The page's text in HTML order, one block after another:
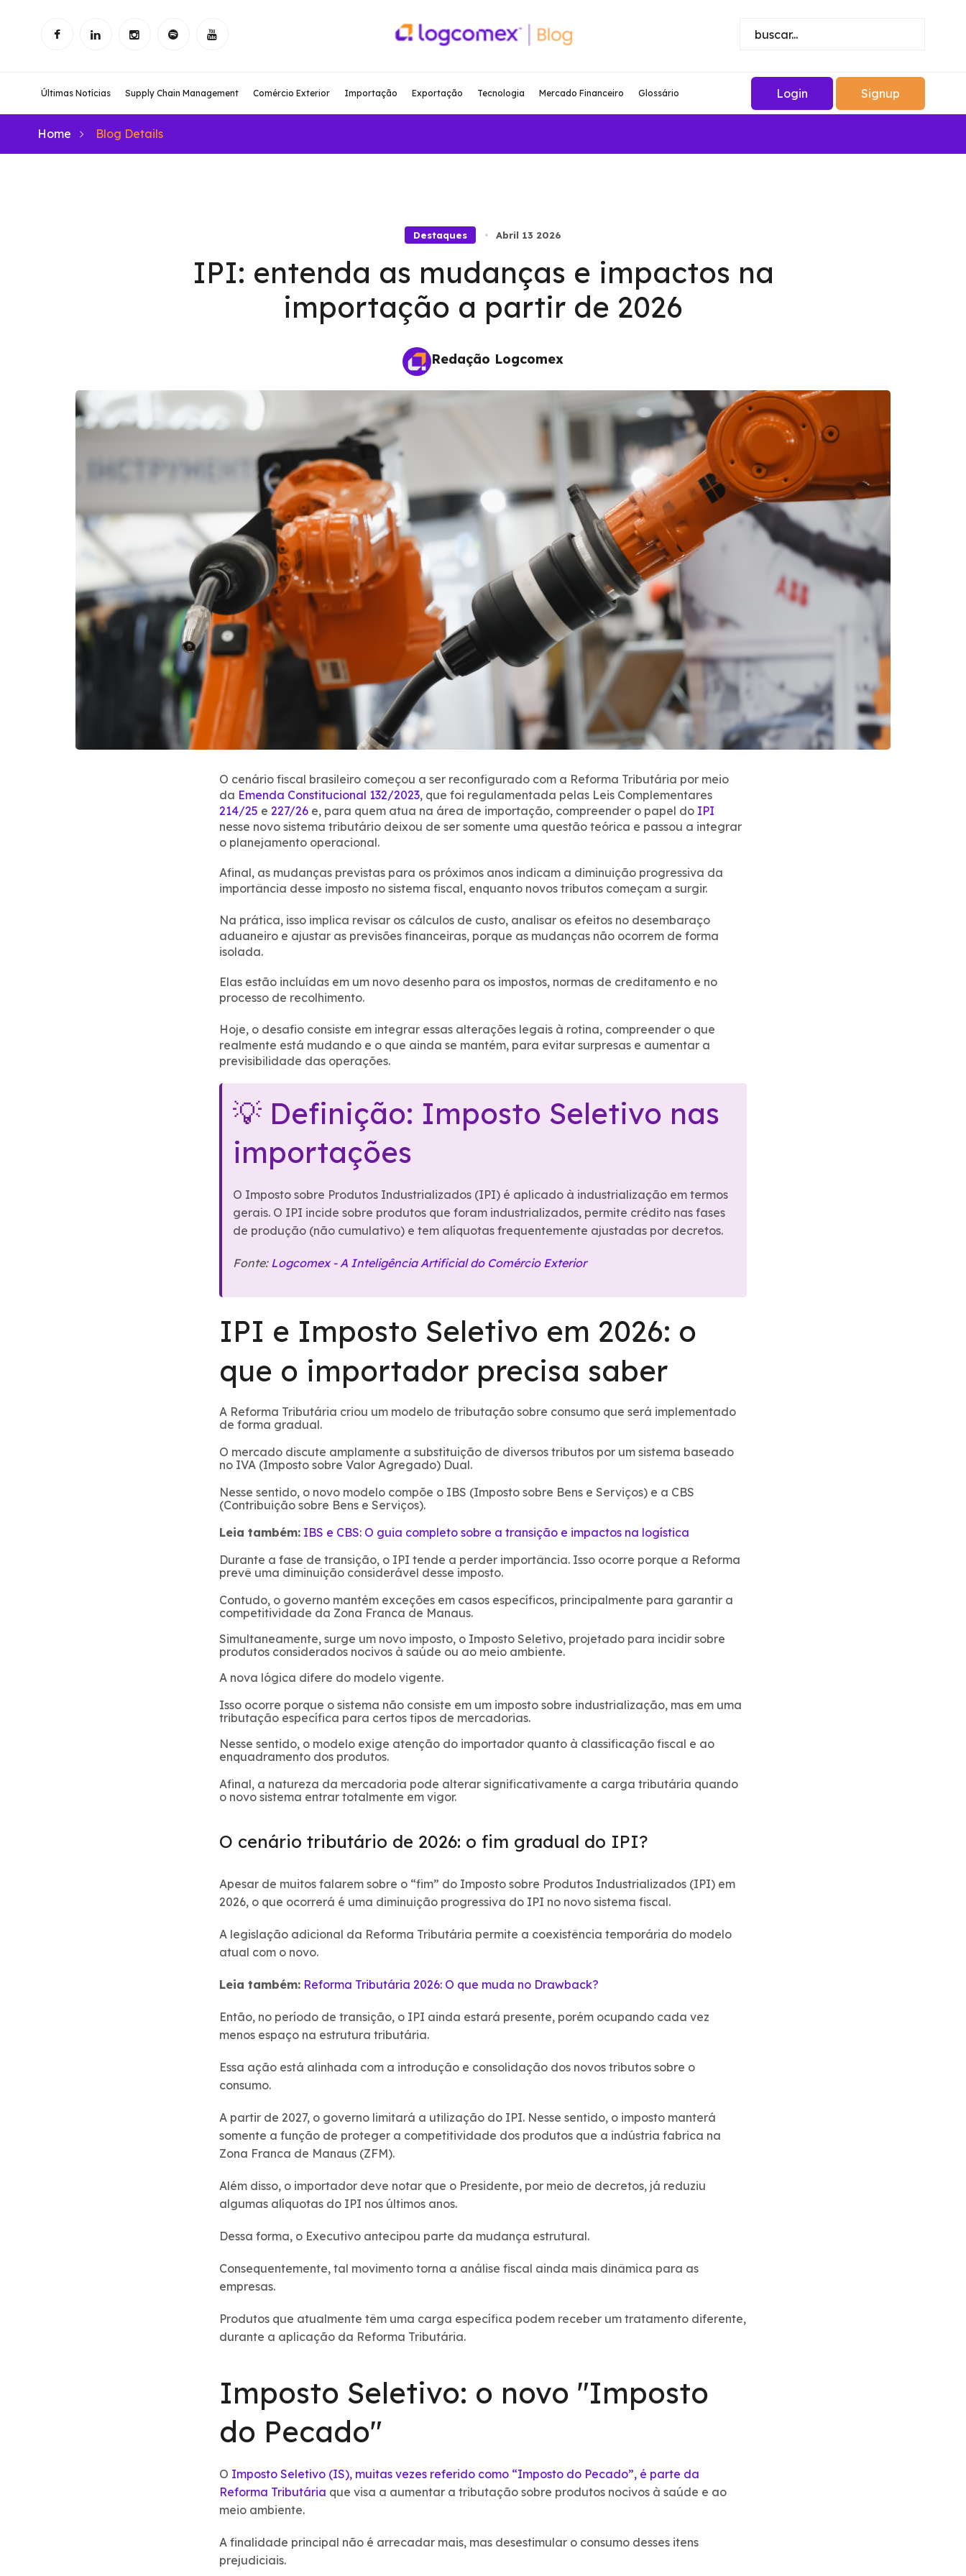
Últimas Notícias Supply Chain Management Comércio Exterior Importação Exportação Tecnologia Mercado Financeiro Glossário Login Signup
Home Blog Details
Destaques Abril 13 2026
IPI: entenda as mudanças e impactos na
importação a partir de 2026
Redação Logcomex
O cenário fiscal brasileiro começou a ser reconfigurado com a Reforma Tributária por meio
da Emenda Constitucional 132/2023, que foi regulamentada pelas Leis Complementares
214/25 e 227/26e, para quem atua na área de importação, compreender o papel do IPI
nesse novo sistema tributário deixou de ser somente uma questão teórica e passou a integrar
o planejamento operacional.
Afinal, as mudanças previstas para os próximos anos indicam a diminuição progressiva da
importância desse imposto no sistema fiscal, enquanto novos tributos começam a surgir.
Na prática, isso implica revisar os cálculos de custo, analisar os efeitos no desembaraço
aduaneiro e ajustar as previsões financeiras, porque as mudanças não ocorrem de forma
isolada.
Elas estão incluídas em um novo desenho para os impostos, normas de creditamento e no
processo de recolhimento.
Hoje, o desafio consiste em integrar essas alterações legais à rotina, compreender o que
realmente está mudando e o que ainda se mantém, para evitar surpresas e aumentar a
previsibilidade das operações.
💡 Definição: Imposto Seletivo nas
importações
O Imposto sobre Produtos Industrializados (IPI) é aplicado à industrialização em termos
gerais. O IPI incide sobre produtos que foram industrializados, permite crédito nas fases
de produção (não cumulativo) e tem alíquotas frequentemente ajustadas por decretos.
Fonte: Logcomex - A Inteligência Artificial do Comércio Exterior
IPI e Imposto Seletivo em 2026: o
que o importador precisa saber
A Reforma Tributária criou um modelo de tributação sobre consumo que será implementado
de forma gradual.
O mercado discute amplamente a substituição de diversos tributos por um sistema baseado
no IVA (Imposto sobre Valor Agregado) Dual.
Nesse sentido, o novo modelo compõe o IBS (Imposto sobre Bens e Serviços) e a CBS
(Contribuição sobre Bens e Serviços).
Leia também: IBS e CBS: O guia completo sobre a transição e impactos na logística
Durante a fase de transição, o IPI tende a perder importância. Isso ocorre porque a Reforma
prevê uma diminuição considerável desse imposto.
Contudo, o governo mantém exceções em casos específicos, principalmente para garantir a
competitividade da Zona Franca de Manaus.
Simultaneamente, surge um novo imposto, o Imposto Seletivo, projetado para incidir sobre
produtos considerados nocivos à saúde ou ao meio ambiente.
A nova lógica difere do modelo vigente.
Isso ocorre porque o sistema não consiste em um imposto sobre industrialização, mas em uma
tributação específica para certos tipos de mercadorias.
Nesse sentido, o modelo exige atenção do importador quanto à classificação fiscal e ao
enquadramento dos produtos.
Afinal, a natureza da mercadoria pode alterar significativamente a carga tributária quando
o novo sistema entrar totalmente em vigor.
O cenário tributário de 2026: o fim gradual do IPI?
Apesar de muitos falarem sobre o “fim” do Imposto sobre Produtos Industrializados (IPI) em
2026, o que ocorrerá é uma diminuição progressiva do IPI no novo sistema fiscal.
A legislação adicional da Reforma Tributária permite a coexistência temporária do modelo
atual com o novo.
Leia também: Reforma Tributária 2026: O que muda no Drawback?
Então, no período de transição, o IPI ainda estará presente, porém ocupando cada vez
menos espaço na estrutura tributária.
Essa ação está alinhada com a introdução e consolidação dos novos tributos sobre o
consumo.
A partir de 2027, o governo limitará a utilização do IPI. Nesse sentido, o imposto manterá
somente a função de proteger a competitividade dos produtos que a indústria fabrica na
Zona Franca de Manaus (ZFM).
Além disso, o importador deve notar que o Presidente, por meio de decretos, já reduziu
algumas alíquotas do IPI nos últimos anos.
Dessa forma, o Executivo antecipou parte da mudança estrutural.
Consequentemente, tal movimento torna a análise fiscal ainda mais dinâmica para as
empresas.
Produtos que atualmente têm uma carga específica podem receber um tratamento diferente,
durante a aplicação da Reforma Tributária.
Imposto Seletivo: o novo "Imposto
do Pecado"
O Imposto Seletivo (IS), muitas vezes referido como “Imposto do Pecado”, é parte da
Reforma Tributária que visa a aumentar a tributação sobre produtos nocivos à saúde e ao
meio ambiente.
A finalidade principal não é arrecadar mais, mas desestimular o consumo desses itens
prejudiciais.